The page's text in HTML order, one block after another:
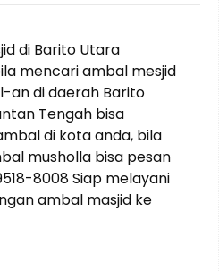
di Barito Utara
mencari ambal mesjid
an di daerah Barito
Tengah bisa
di kota anda, bila
musholla bisa pesan
8008 Siap melayani
ambal masjid ke